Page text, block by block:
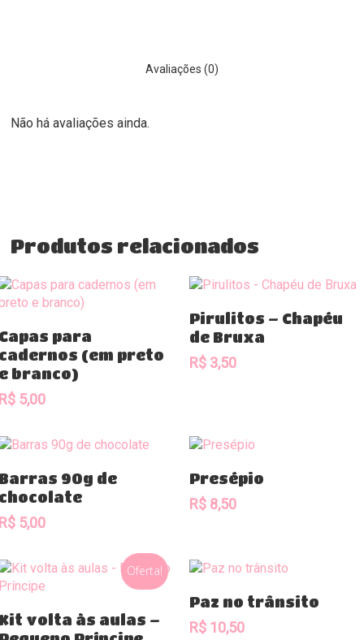
Avaliações (0)
Não há avaliações ainda.
Produtos relacionados
para
(em preto
branco)
5,00
Comprar
Pirulitos – Chapéu
de Bruxa
R$ 3,50
Comprar
90g de
5,00
Presépio
R$ 8,50
Oferta!
Comprar
volta às aulas –
Comprar
Paz no trânsito
R$ 10,50